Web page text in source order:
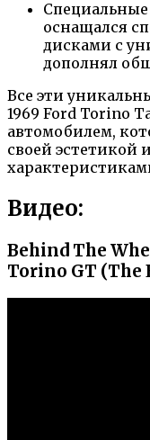
оснащался
дисками с
дополнял
Все эти
1969 Ford Torino
автомобилем,
своей
Видео:
Behind The
Torino GT (The